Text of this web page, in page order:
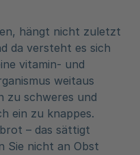
hängt nicht zuletzt
da versteht es sich
vitamin- und
weitaus
zu schweres und
ein zu knappes.
– das sättigt
Sie nicht an Obst